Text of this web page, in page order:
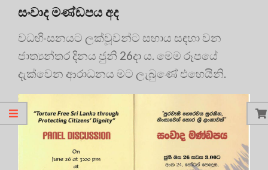
සංවාද මණ්ඩපය අද
වධහිංසනයට ලක්වූවන්ට සහාය සඳහා වන
ජාත්‍යන්තර දිනය ජුනි 26දා ය. මෙම රූපයේ
දැක්වෙන ආරාධනය මට ලැබුණේ එහෙයිනි.